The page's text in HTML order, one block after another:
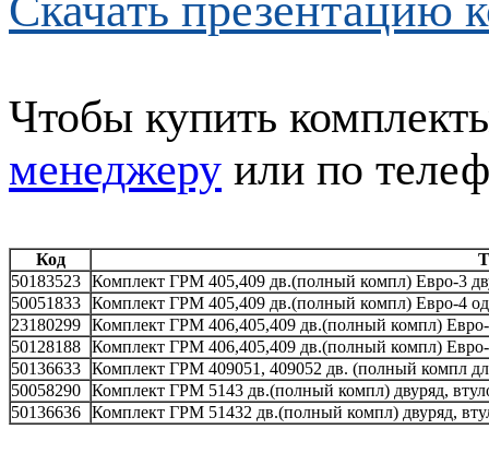
Чтобы купить
менеджеру или по
Код
50183523 Комплект ГРМ 405,409 дв.(полный компл) Евро-3
50051833 Комплект ГРМ 405,409 дв.(полный компл) Евро-4
23180299 Комплект ГРМ 406,405,409 дв.(полный компл)
50128188 Комплект ГРМ 406,405,409 дв.(полный компл)
50136633 Комплект ГРМ 409051, 409052 дв. (полный компл
50058290 Комплект ГРМ 5143 дв.(полный компл) двуряд,
50136636 Комплект ГРМ 51432 дв.(полный компл) двуряд,